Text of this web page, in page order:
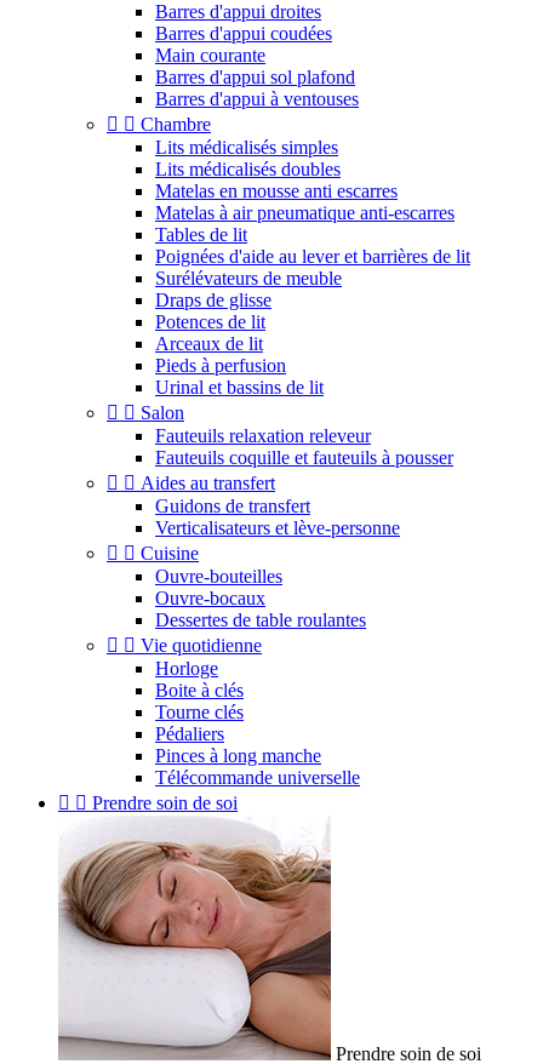
Barres d'appui droites
Barres d'appui coudées
Main courante
Barres d'appui sol plafond
Barres d'appui à ventouses
  Chambre
Lits médicalisés simples
Lits médicalisés doubles
Matelas en mousse anti escarres
Matelas à air pneumatique anti-escarres
Tables de lit
Poignées d'aide au lever et barrières de lit
Surélévateurs de meuble
Draps de glisse
Potences de lit
Arceaux de lit
Pieds à perfusion
Urinal et bassins de lit
  Salon
Fauteuils relaxation releveur
Fauteuils coquille et fauteuils à pousser
  Aides au transfert
Guidons de transfert
Verticalisateurs et lève-personne
  Cuisine
Ouvre-bouteilles
Ouvre-bocaux
Dessertes de table roulantes
  Vie quotidienne
Horloge
Boite à clés
Tourne clés
Pédaliers
Pinces à long manche
Télécommande universelle
  Prendre soin de soi
Prendre soin de soi